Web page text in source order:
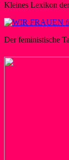
Kleines Lexikon
Der feministische